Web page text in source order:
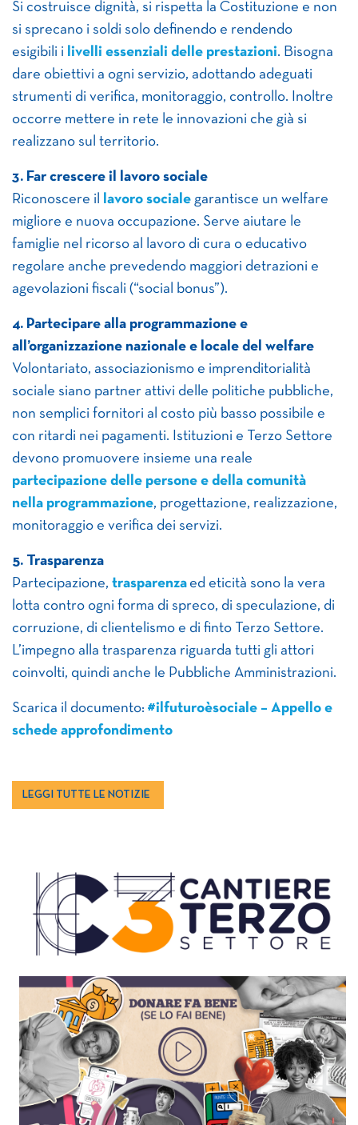
Si costruisce dignità, si rispetta la Costituzione e non
si sprecano i soldi solo definendo e rendendo
esigibili i livelli essenziali delle prestazioni. Bisogna
dare obiettivi a ogni servizio, adottando adeguati
strumenti di verifica, monitoraggio, controllo. Inoltre
occorre mettere in rete le innovazioni che già si
realizzano sul territorio.
3. Far crescere il lavoro sociale
Riconoscere il
lavoro sociale garantisce un welfare
migliore e nuova occupazione. Serve aiutare le
famiglie nel ricorso al lavoro di cura o educativo
regolare anche prevedendo maggiori detrazioni e
agevolazioni fiscali (“social bonus”).
4. Partecipare alla programmazione e
all’organizzazione nazionale e locale del welfare
Volontariato, associazionismo e imprenditorialità
sociale siano partner attivi delle politiche pubbliche,
non semplici fornitori al costo più basso possibile e
con ritardi nei pagamenti. Istituzioni e Terzo Settore
devono promuovere insieme una reale
partecipazione delle persone e della comunità
nella programmazione, progettazione, realizzazione,
monitoraggio e verifica dei servizi.
5. Trasparenza
Partecipazione, trasparenza ed eticità sono la vera
lotta contro ogni forma di spreco, di speculazione, di
corruzione, di clientelismo e di finto Terzo Settore.
L’impegno alla trasparenza riguarda tutti gli attori
coinvolti, quindi anche le Pubbliche Amministrazioni.
Scarica il documento: #ilfuturoèsociale – Appello e
schede approfondimento
LEGGI TUTTE LE NOTIZIE